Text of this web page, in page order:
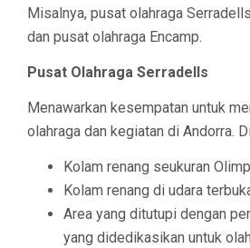
Misalnya, pusat olahraga
dan pusat olahraga Encamp.
Pusat Olahraga Serradells
Menawarkan kesempatan untuk
olahraga dan kegiatan di Andorra.
Kolam renang seukuran
Kolam renang di udara
Area yang ditutupi dengan
yang didedikasikan untuk